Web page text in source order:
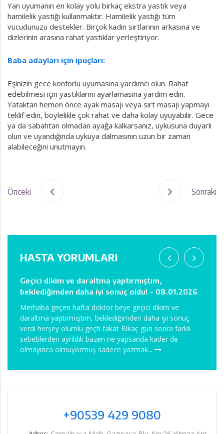
Yan uyumanın en kolay yolu birkaç ekstra yastık veya
hamilelik yastığı kullanmaktır. Hamilelik yastığı tüm
vücudunuzu destekler. Birçok kadın sırtlarının arkasına ve
dizlerinin arasına rahat yastıklar yerleştiriyor.
Baba adayları için ipuçları:
Eşinizin gece konforlu uyumasına yardımcı olun. Rahat
edebilmesi için yastıklarını ayarlamasına yardım edin.
Yataktan hemen önce ayak masajı veya sırt masajı yapmayı
teklif edin, böylelikle çok rahat ve daha kolay uyuyabilir. Gece
ya da sabahtan olmadan ayağa kalkarsanız, uykusuna duyarlı
olun ve uyandığında uykuya dalmasının uzun bir zaman
alabileceğini unutmayın.
Önceki Sonraki
HASTA YORUMLARI
Geçici dikim ve daraltma yaptırmıştım,
beklediğimden daha iyi sonuç oldu! - 08.01.2026
Merhaba geçen hafta doktor beye geçici dikim ve
daraltma yaptırmıştım, beklediğimden daha iyi sonuç
verdi herşey olumlu geçti fakat Bikaç gün sonra farklı
sebeblerden ayrıldık bazen ne yapsanda kader de
olmayınca olmuyormuş sadece yazmak...
+90539 429 9080